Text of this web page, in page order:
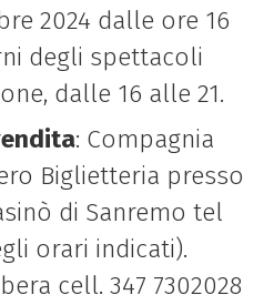
2024 dalle ore 16
degli spettacoli
dalle 16 alle 21.
: Compagnia
Biglietteria presso
di Sanremo tel
orari indicati).
cell. 347 7302028